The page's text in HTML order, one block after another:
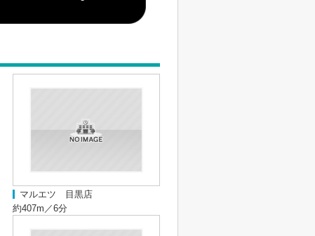
マルエツ 目黒店
約407m／6分